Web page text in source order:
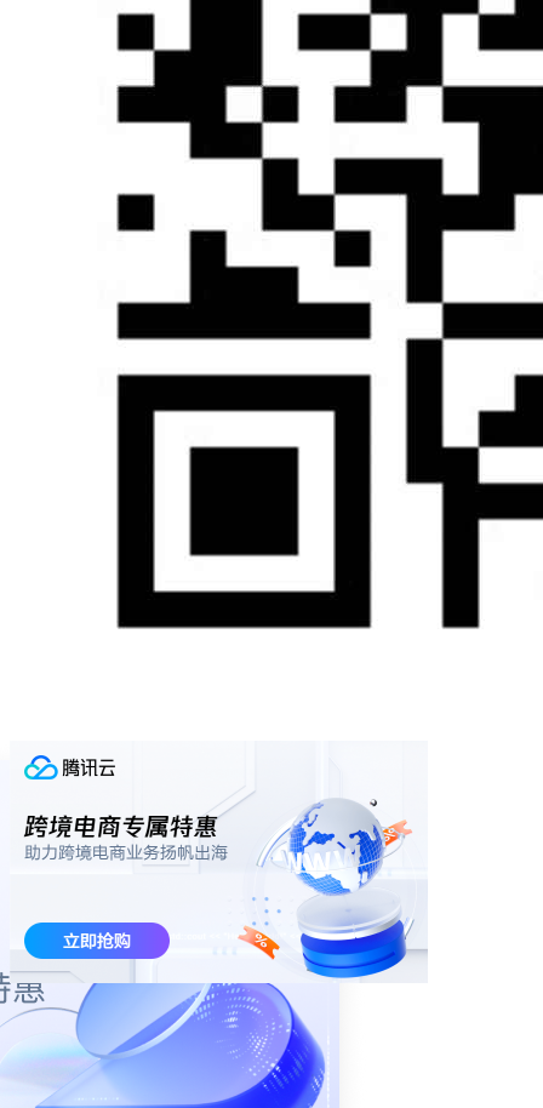
下载完成后只有一个44M的安装包(很小(⊙o⊙)哦)。
安装过程很简单这里就不演示了。
使用sqllocaldb命令行工具管理数据库实
例
命令行工具很好用，所有的文档都是中文的：
4
C:\>sqllocaldb /?
Microsoft (R) SQL Server Express LocalDB 命令行
版本 13.0.1601.5
版权所有(C) Microsoft Corporation。保留所有权利。
用法: SqlLocalDB 操作 [parameters...]
操作: